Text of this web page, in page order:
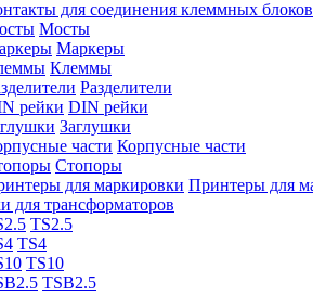
Мосты
Маркеры
Клеммы
Разделители
DIN рейки
Заглушки
Корпусные части
Стопоры
Принтеры для
для трансформаторов
TS2.5
TS4
TS10
TSB2.5